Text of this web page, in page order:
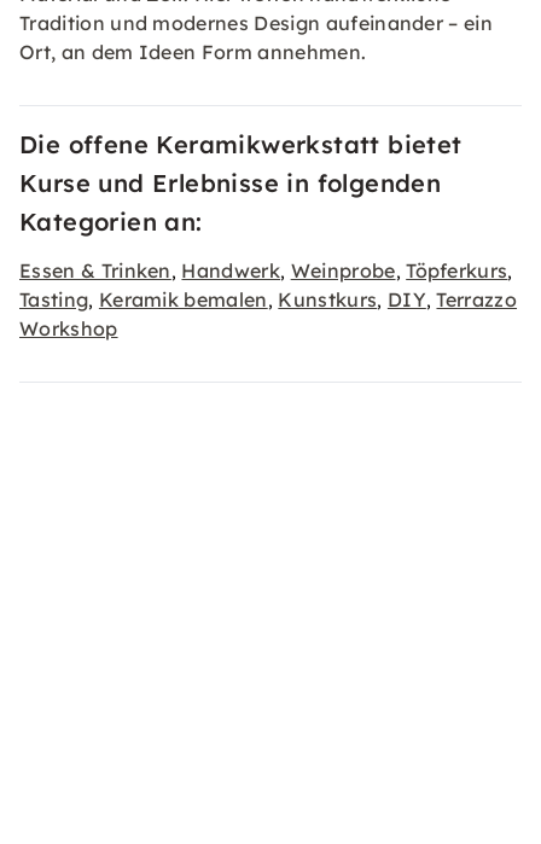
Tradition und modernes Design aufeinander – ein
Ort, an dem Ideen Form annehmen.
Die offene Keramikwerkstatt bietet
Kurse und Erlebnisse in folgenden
Kategorien an:
Essen & Trinken, Handwerk, Weinprobe,Töpferkurs,
Tasting, Keramik bemalen, Kunstkurs, DIY,Terrazzo
Workshop